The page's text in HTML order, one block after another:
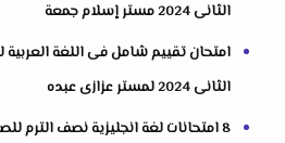
الثانى 2024 مستر إسلام جمعة
امتحان تقييم شامل فى اللغة العربية
الثانى 2024 لمستر عزازى عبده
8 امتحانات لغة انجليزية نصف الترم